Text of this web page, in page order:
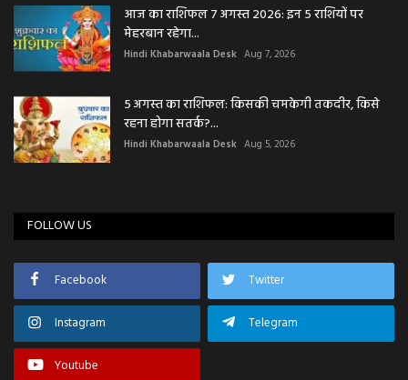
आज का राशिफल 7 अगस्त 2026: इन 5 राशियों पर
मेहरबान रहेगा...
Hindi Khabarwaala Desk Aug 7, 2026
5 अगस्त का राशिफल: किसकी चमकेगी तकदीर, किसे
रहना होगा सतर्क?...
Hindi Khabarwaala Desk Aug 5, 2026
FOLLOW US
Facebook Twitter
Instagram Telegram
Youtube